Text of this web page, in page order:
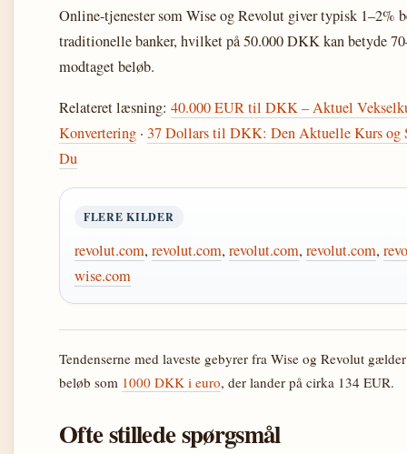
Online-tjenester som Wise og Revolut giver typisk 1–2%
traditionelle banker, hvilket på 50.000 DKK kan betyde
modtaget beløb.
Relateret læsning: 40.000 EUR til DKK – Aktuel
Konvertering · 37 Dollars til DKK: Den Aktuelle Kurs og
Du
FLERE KILDER
revolut.com, revolut.com, revolut.com, revolut.com,
wise.com
Tendenserne med laveste gebyrer fra Wise og Revolut
beløb som 1000 DKK i euro, der lander på cirka 134 EUR.
Ofte stillede spørgsmål